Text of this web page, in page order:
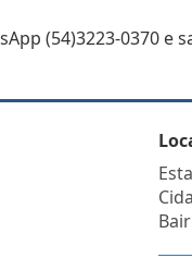
(54)3223-0370 e